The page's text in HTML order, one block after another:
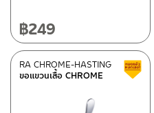
Rasland-fittings
Special tags
REVERSE COLLECTION
฿249
ขอแขวนเสื้อ CHROME
RA CHROME-HASTING